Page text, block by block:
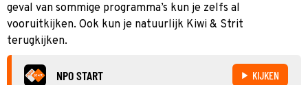
geval van sommige programma’s kun je zelfs al
vooruitkijken. Ook kun je natuurlijk Kiwi & Strit
terugkijken.
NPO START KIJKEN